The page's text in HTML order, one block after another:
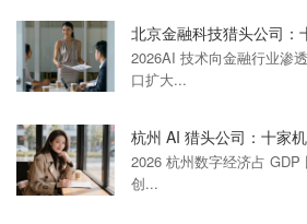
北京金融科技猎头公司：
2026AI 技术向金融行业渗
口扩大...
杭州 AI 猎头公司：十家
2026 杭州数字经济占
创...